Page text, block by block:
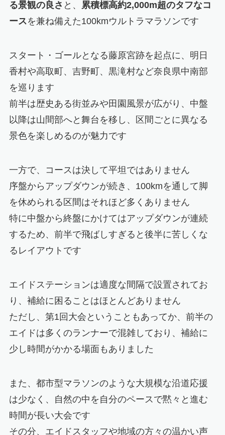
る景観の良さ と、
累積標高約2,000m超のタフなコ
ースを兼ね備えた100kmウルトラマラソンです
スタート・ゴールとなる藤原宮跡を起点に、明日
香村や高取町、吉野町、黒滝村など奈良県中南部
を巡ります
前半は歴史ある街並みや田園風景が広がり、中盤
以降は山間部へと舞台を移し、区間ごとに異なる
景色を楽しめるのが魅力です
一方で、コースは決して平坦ではありません
序盤からアップダウンが続き、100kmを通して脚
を休められる区間はそれほど多くありません
特に中盤から終盤にかけてはアップダウンが連続
するため、前半で飛ばしすぎると後半に苦しくな
るレイアウトです
エイドステーションは適度な間隔で設置されてお
り、補給に困ることはほとんどありません
ただし、第1回大会ということもあってか、前半の
エイドは多くのランナーで混雑しており、補給に
少し時間がかかる場面もありました
また、都市型マラソンのような大規模な沿道応援
は少なく、自然の中を自分のペースで黙々と進む
時間が長い大会です
その分、エイドスタッフや地域の方々の温かい声